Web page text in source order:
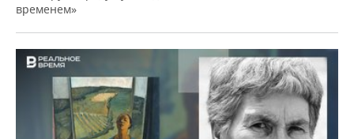
временем»